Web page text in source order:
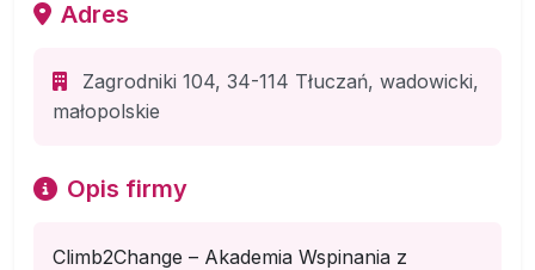
Adres
Zagrodniki 104, 34-114 Tłuczań, wadowicki,
małopolskie
Opis firmy
Climb2Change – Akademia Wspinania z